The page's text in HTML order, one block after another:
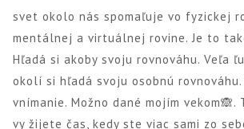
svet okolo nás spomaľuje vo fyzickej
mentálnej a virtuálnej rovine. Je to
Hľadá si akoby svoju rovnováhu. Veľa
okolí si hľadá svoju osobnú
vnímanie. Možno dané mojím vekom🙈.
vy žijete čas, kedy ste viac sami zo